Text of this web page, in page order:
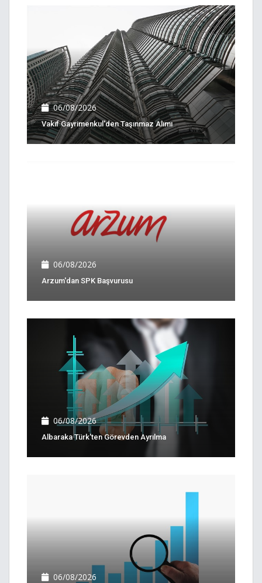
06/08/2026
Vakıf Gayrimenkul'den Taşınmaz Alımı
06/08/2026
Arzum'dan SPK Başvurusu
06/08/2026
Albaraka Türk'ten Görevden Ayrılma
06/08/2026